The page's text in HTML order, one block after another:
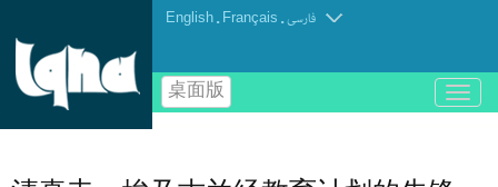
English . Français .فارسی
桌面版
باز
و